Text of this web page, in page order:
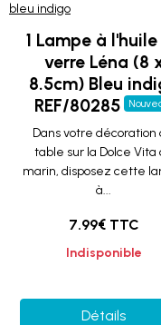
1 Lampe à l'huile
verre Léna (8
8.5cm) Bleu
REF/80285
Dans votre décoration
table sur la Dolce Vita
marin, disposez cette
à...
7.99€ TTC
Indisponible
Détails